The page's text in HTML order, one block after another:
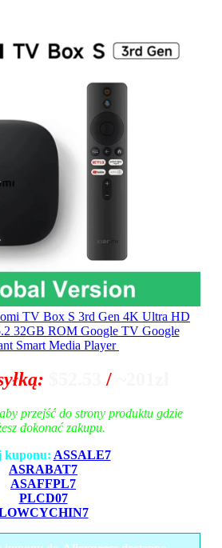
TV Box S 3rd Gen 4K Ultra HD
32GB ROM Google TV Google
Smart Media Player
/
przejść do strony produktu gdzie
dokonać zakupu.
kuponu: ASSALE7
ASRABAT7
ASAFFPL7
PLCD07